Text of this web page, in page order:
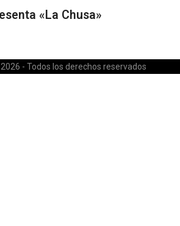
«La Chusa»
2026 - Todos los derechos reservados